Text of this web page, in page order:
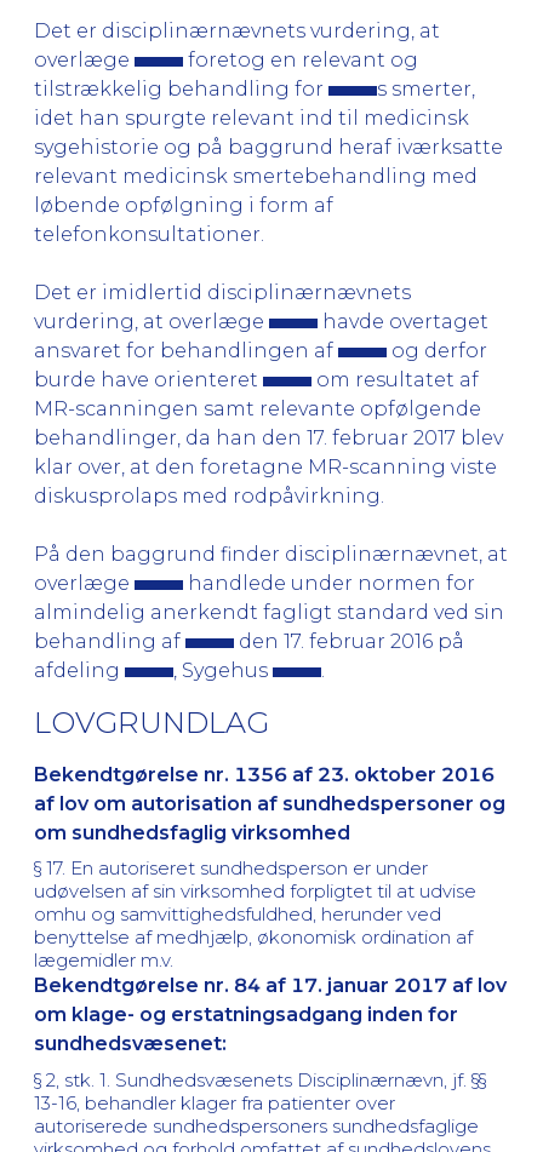
Det er disciplinærnævnets vurdering, at
overlæge
foretog en relevant og
tilstrækkelig behandling for
s smerter,
idet han spurgte relevant ind til medicinsk
sygehistorie og på baggrund heraf iværksatte
relevant medicinsk smertebehandling med
løbende opfølgning i form af
telefonkonsultationer.
Det er imidlertid disciplinærnævnets
vurdering, at overlæge
havde overtaget
ansvaret for behandlingen af
og derfor
burde have orienteret
om resultatet af
MR-scanningen samt relevante opfølgende
behandlinger, da han den 17. februar 2017 blev
klar over, at den foretagne MR-scanning viste
diskusprolaps med rodpåvirkning.
På den baggrund finder disciplinærnævnet, at
overlæge
handlede under normen for
almindelig anerkendt fagligt standard ved sin
behandling af
den 17. februar 2016 på
afdeling
, Sygehus
LOVGRUNDLAG
Bekendtgørelse nr. 1356 af 23. oktober 2016
af lov om autorisation af sundhedspersoner og
om sundhedsfaglig virksomhed
§ 17. En autoriseret sundhedsperson er under
udøvelsen af sin virksomhed forpligtet til at udvise
omhu og samvittighedsfuldhed, herunder ved
benyttelse af medhjælp, økonomisk ordination af
lægemidler m.v.
Bekendtgørelse nr. 84 af 17. januar 2017 af lov
om klage- og erstatningsadgang inden for
sundhedsvæsenet:
§ 2, stk. 1. Sundhedsvæsenets Disciplinærnævn, jf. §§
13-16, behandler klager fra patienter over
autoriserede sundhedspersoners sundhedsfaglige